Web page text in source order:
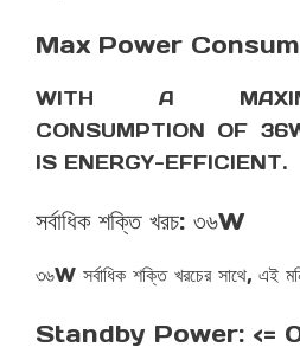
Max Power
WITH A
CONSUMPTION OF
IS ENERGY-EFFICIENT.
সর্বাধিক শক্তি খরচ: ৩৬W
৩৬W সর্বাধিক শক্তি খরচের সাথে, এই
Standby Power: <=